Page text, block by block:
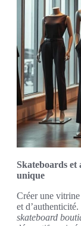
Skateboards et
unique
Créer une
et
skateboard